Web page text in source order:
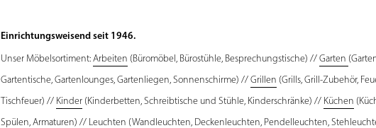
Einrichtungsweisend seit 1946.
Unser Möbelsortiment:Arbeiten (Büromöbel, Bürostühle, Besprechungstische) //Garten
Gartentische, Gartenlounges, Gartenliegen, Sonnenschirme) //Grillen (Grills, Grill-Zubehör,
Tischfeuer) // Kinder (Kinderbetten, Schreibtische und Stühle, Kinderschränke) // Küchen
Spülen, Armaturen) // Leuchten (Wandleuchten, Deckenleuchten, Pendelleuchten,